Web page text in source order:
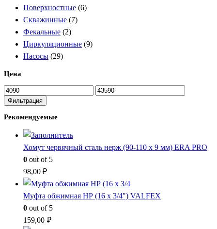
Поверхностные (6)
Скважинные (7)
Фекальные (2)
Циркуляционные (9)
Насосы (29)
Цена
Минимальная
цена
Максимальная
цена
Фильтрация
Рекомендуемые
Хомут червячный сталь нерж (90-110 x 9 мм) ERA PRO
0 out of 5
98,00₽
Муфта обжимная НР (16 x 3/4") VALFEX
0 out of 5
159,00 ₽